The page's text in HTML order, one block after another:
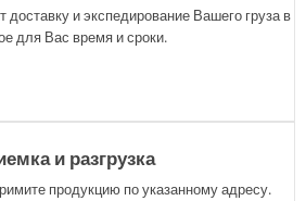
и экспедирование Вашего груза в
для Вас время и сроки.
и разгрузка
продукцию по указанному адресу.